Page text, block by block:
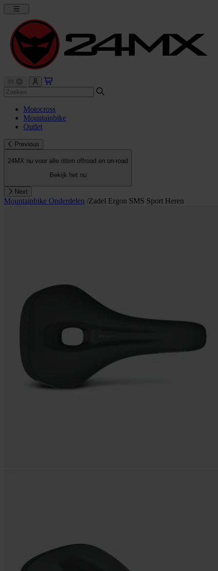
Motocross
Mountainbike
Outlet
Previous
24MX nu voor alle ritten offroad en on-road
Bekijk het nu
Next
Mountainbike Onderdelen /Zadel Ergon SMS Sport Heren